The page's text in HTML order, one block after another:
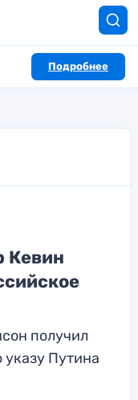
Подробнее
Кевин
получил
указу Путина